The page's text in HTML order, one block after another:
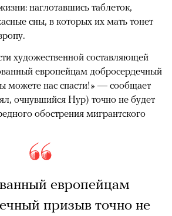
наглотавшись таблеток,
сны, в которых их мать тонет
художественной составляющей
европейцам добросердечный
можете нас спасти!» — сообщает
очнувшийся Нур) точно не будет
обострения мигрантского
европейцам
призыв точно не